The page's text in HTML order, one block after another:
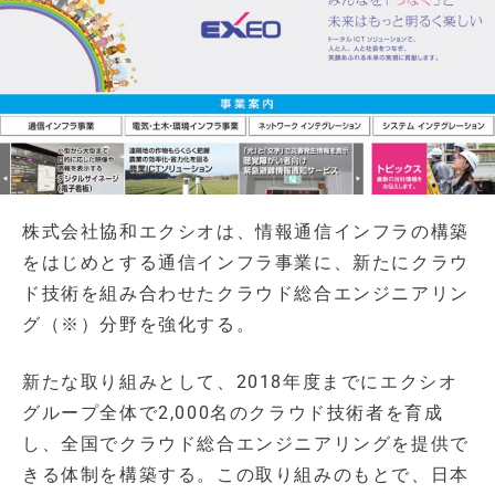
株式会社協和エクシオは、情報通信インフラの構築
をはじめとする通信インフラ事業に、新たにクラウ
ド技術を組み合わせたクラウド総合エンジニアリン
グ（※）分野を強化する。
新たな取り組みとして、2018年度までにエクシオ
グループ全体で2,000名のクラウド技術者を育成
し、全国でクラウド総合エンジニアリングを提供で
きる体制を構築する。この取り組みのもとで、日本